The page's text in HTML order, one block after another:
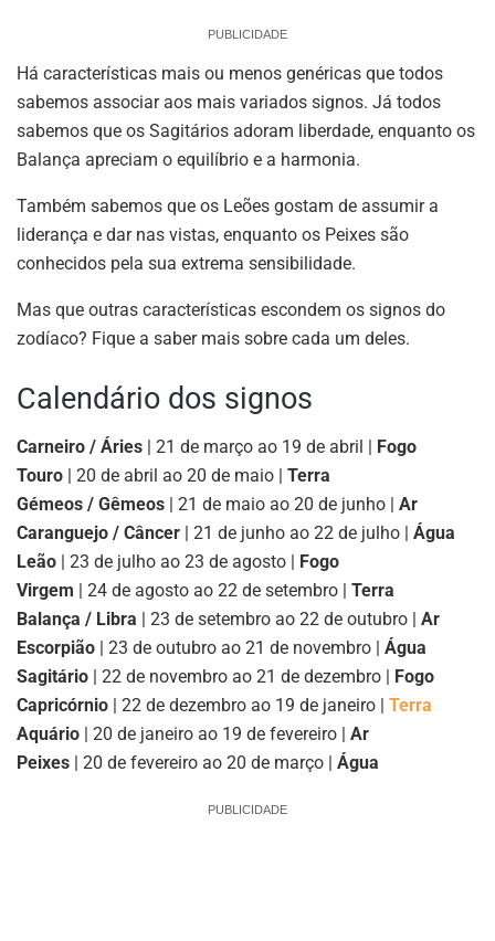
PUBLICIDADE
Há características mais ou menos genéricas que todos
sabemos associar aos mais variados signos. Já todos
sabemos que os Sagitários adoram liberdade, enquanto os
Balança apreciam o equilíbrio e a harmonia.
Também sabemos que os Leões gostam de assumir a
liderança e dar nas vistas, enquanto os Peixes são
conhecidos pela sua extrema sensibilidade.
Mas que outras características escondem os signos do
zodíaco? Fique a saber mais sobre cada um deles.
Calendário dos signos
Carneiro / Áries | 21 de março ao 19 de abril |
Fogo
Touro | 20 de abril ao 20 de maio | Terra
Gémeos / Gêmeos | 21 de maio ao 20 de junho | Ar
Caranguejo / Câncer | 21 de junho ao 22 de julho | Água
Leão | 23 de julho ao 23 de agosto |
Fogo
Virgem | 24 de agosto ao 22 de setembro | Terra
Balança / Libra | 23 de setembro ao 22 de outubro | Ar
Escorpião | 23 de outubro ao 21 de novembro | Água
Sagitário | 22 de novembro ao 21 de dezembro |
Fogo
Capricórnio | 22 de dezembro ao 19 de janeiro | Terra
Aquário | 20 de janeiro ao 19 de fevereiro | Ar
Peixes | 20 de fevereiro ao 20 de março | Água
PUBLICIDADE